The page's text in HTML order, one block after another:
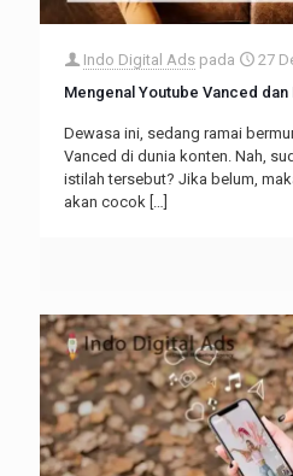
Indo Digital Ads pada
27
Mengenal Youtube Vanced
Dewasa ini, sedang ramai
Vanced di dunia konten. Nah,
istilah tersebut? Jika belum,
akan cocok […]